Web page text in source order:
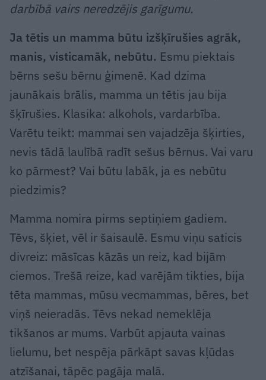
darbībā vairs neredzējis garīgumu.
Ja tētis un mamma būtu izšķīrušies agrāk,
manis, visticamāk, nebūtu. Esmu piektais
bērns sešu bērnu ģimenē. Kad dzima
jaunākais brālis, mamma un tētis jau bija
šķīrušies. Klasika: alkohols, vardarbība.
Varētu teikt: mammai sen vajadzēja šķirties,
nevis tādā laulībā radīt sešus bērnus. Vai varu
ko pārmest? Vai būtu labāk, ja es nebūtu
piedzimis?
Mamma nomira pirms septiņiem gadiem.
Tēvs, šķiet, vēl ir šaisaulē. Esmu viņu saticis
divreiz: māsīcas kāzās un reiz, kad bijām
ciemos. Trešā reize, kad varējām tikties, bija
tēta mammas, mūsu vecmammas, bēres, bet
viņš neieradās. Tēvs nekad nemeklēja
tikšanos ar mums. Varbūt apjauta vainas
lielumu, bet nespēja pārkāpt savas kļūdas
atzīšanai, tāpēc pagāja malā.